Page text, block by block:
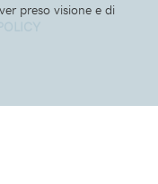
preso visione e di